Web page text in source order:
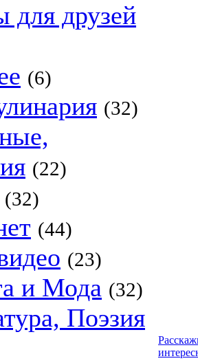
для друзей
(6)
(32)
(22)
(32)
(44)
(23)
и Мода (32)
Поэзия